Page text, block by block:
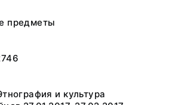
предметы
и культура